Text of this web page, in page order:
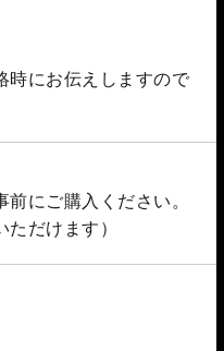
時にお伝えしますので
にご購入ください。
だけます）